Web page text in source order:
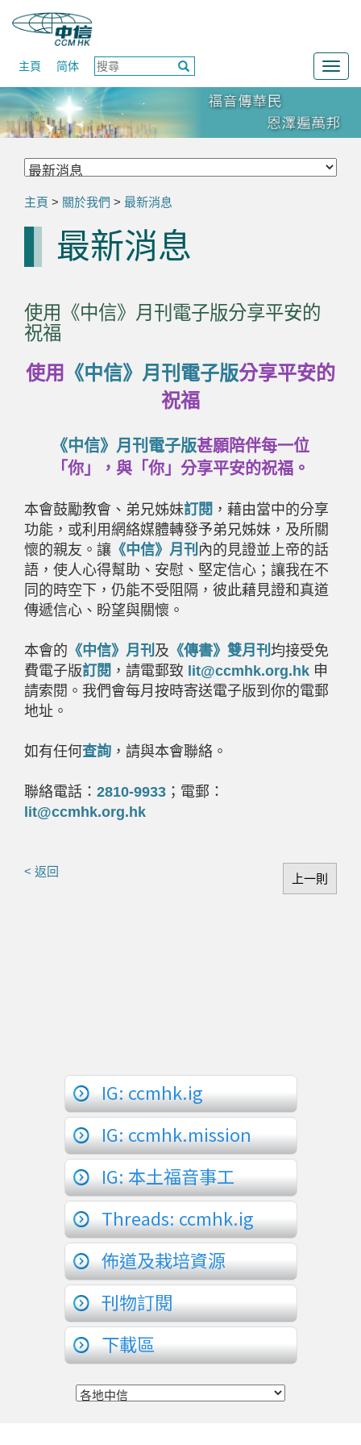
主頁 简体
主頁 > 關於我們 > 最新消息
最新消息
使用《中信》月刊電子版分享平安的
祝福
使用 《中信》月刊電子版分享平安的
祝福
《中信》月刊電子版甚願陪伴每一位
「你」，與「你」分享平安的祝福。
本會鼓勵教會、弟兄姊妹訂閱 ，藉由當中的分享
功能，或利用網絡媒體轉發予弟兄姊妹，及所關
懷的親友。讓 《中信》月刊 內的見證並上帝的話
語，使人心得幫助、安慰、堅定信心；讓我在不
同的時空下，仍能不受阻隔，彼此藉見證和真道
傳遞信心、盼望與關懷。
本會的 《中信》月刊 及 《傳書》雙月刊 均接受免
費電子版訂閱 ，請電郵致 lit@ccmhk.org.hk 申
請索閱。我們會每月按時寄送電子版到你的電郵
地址。
如有任何查詢 ，請與本會聯絡。
聯絡電話： 2810-9933 ；電郵：
lit@ccmhk.org.hk
< 返回
上一則
IG: ccmhk.ig
IG: ccmhk.mission
IG: 本土福音事工
Threads: ccmhk.ig
佈道及栽培資源
刊物訂閱
下載區